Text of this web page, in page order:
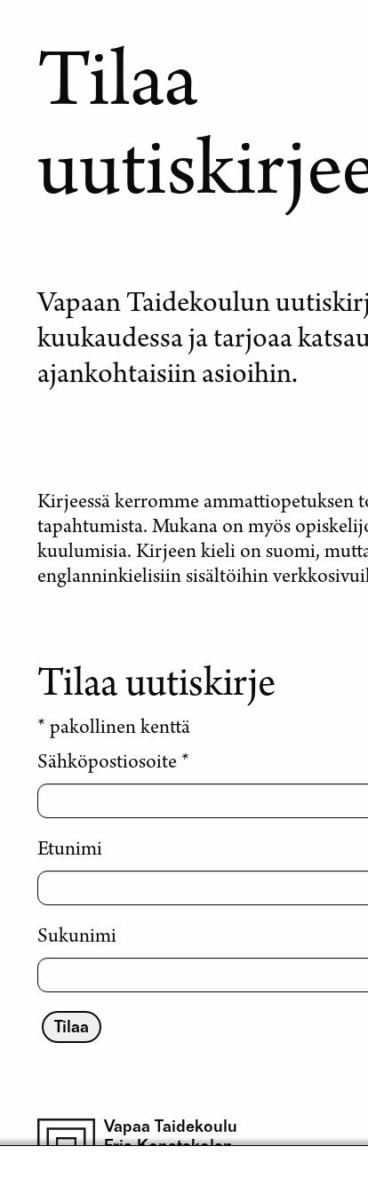
Tilaa
Vapaan Taidekoulun
kuukaudessa ja tarjoaa
ajankohtaisiin asioihin.
Kirjeessä kerromme ammattiopetuksen
tapahtumista. Mukana on myös
kuulumisia. Kirjeen kieli on suomi,
englanninkielisiin sisältöihin
Tilaa uutiskirje
* pakollinen kenttä
Sähköpostiosoite *
Etunimi
Sukunimi
Vapaa Taidekoulu
Fria Konstskolan